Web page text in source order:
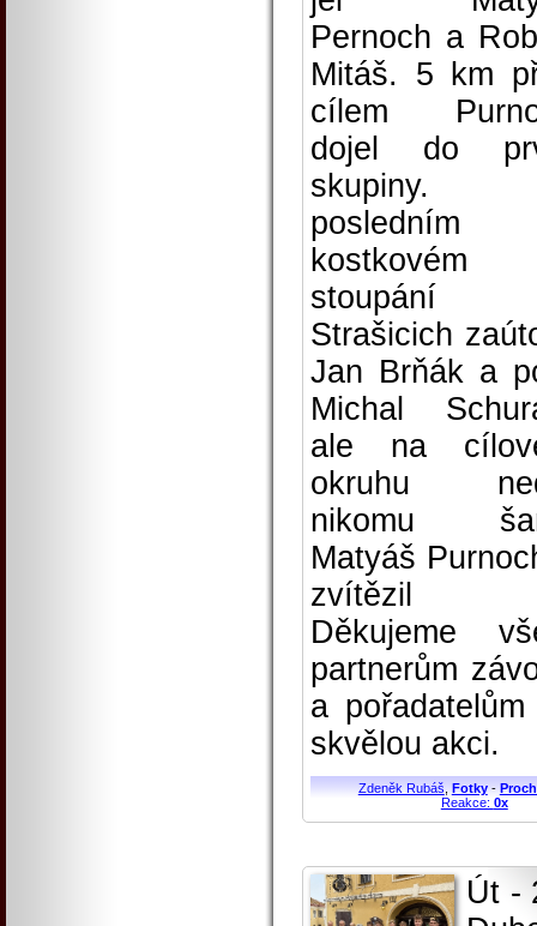
Pernoch a
Mitáš. 5 km
cílem
dojel do
skupiny.
posledním
kostkovém
stoupání
Strašicich
Jan Brňák a
Michal
ale na
okruhu
nikomu
Matyáš
Děkujeme
partnerům
a
skvělou akci.
Zdeněk Rubáš Fotky-
Reakce: 0x
Út -